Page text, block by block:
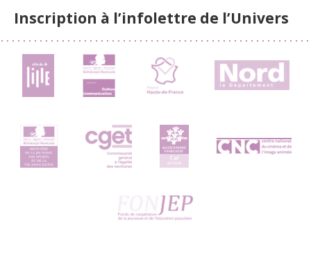
Inscription à l’infolettre de l’Univers